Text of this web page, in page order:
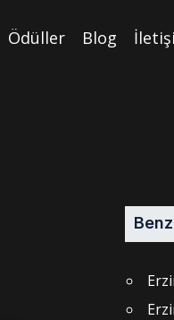
Ödüller Blog